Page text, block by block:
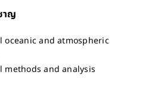
าญ
oceanic and atmospheric
methods and analysis